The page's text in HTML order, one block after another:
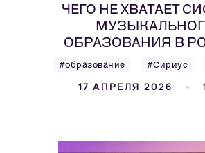
ЧЕГО НЕ ХВАТАЕТ
ОБРАЗОВАНИЯ В
#образование #Сириус
17 АПРЕЛЯ 2026